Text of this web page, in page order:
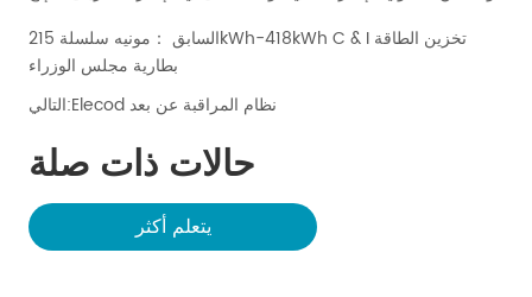
السابق ：
مونيه سلسلة 215kWh-418kWh C & I تخزين الطاقة
بطارية مجلس الوزراء
التالي:
Elecod نظام المراقبة عن بعد
حالات ذات صلة
يتعلم أكثر